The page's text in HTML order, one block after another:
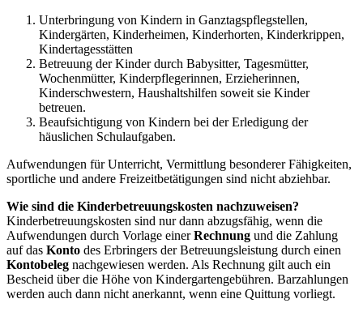
Unterbringung von Kindern in Ganztagspflegstellen,
Kindergärten, Kinderheimen, Kinderhorten, Kinderkrippen,
Kindertagesstätten
Betreuung der Kinder durch Babysitter, Tagesmütter,
Wochenmütter, Kinderpflegerinnen, Erzieherinnen,
Kinderschwestern, Haushaltshilfen soweit sie Kinder
betreuen.
Beaufsichtigung von Kindern bei der Erledigung der
häuslichen Schulaufgaben.
Aufwendungen für Unterricht, Vermittlung besonderer Fähigkeiten,
sportliche und andere Freizeitbetätigungen sind nicht abziehbar.
Wie sind die Kinderbetreuungskosten nachzuweisen?
Kinderbetreuungskosten sind nur dann abzugsfähig, wenn die
Aufwendungen durch Vorlage einerRechnung und die Zahlung
auf das Konto des Erbringers der Betreuungsleistung durch einen
Kontobeleg nachgewiesen werden. Als Rechnung gilt auch ein
Bescheid über die Höhe von Kindergartengebühren. Barzahlungen
werden auch dann nicht anerkannt, wenn eine Quittung vorliegt.